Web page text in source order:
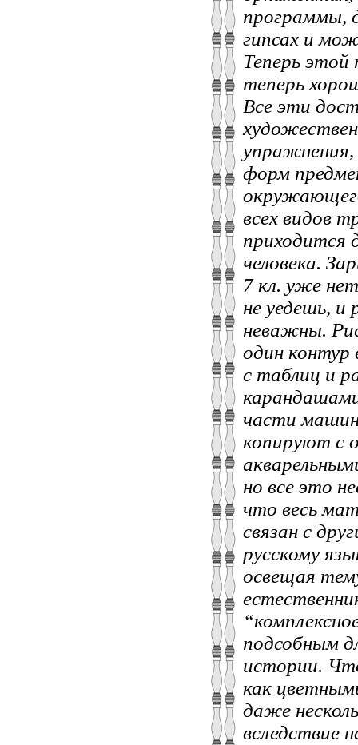
программы,
гипсах и
Теперь
теперь
Все эти
упражнения,
форм
всех видов
приходится
человека.
7 кл. уже
не уедешь, и
неважны.
один контур
с таблиц и
части
копируют с
но все это
что весь
связан с
русскому
освещая
подсобным
истории.
как
даже
вследствие